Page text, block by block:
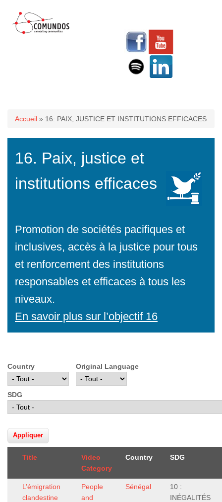
Vous êtes ici
Accueil » 16: PAIX, JUSTICE ET INSTITUTIONS EFFICACES
16. Paix, justice et
institutions efficaces
Promotion de sociétés pacifiques et
inclusives, accès à la justice pour tous
et renforcement des institutions
responsables et efficaces à tous les
niveaux.
En savoir plus sur l’objectif 16
Country Original Language
SDG
Title
Video
Category
Country SDG
L’émigration
clandestine
People
and
Sénégal
10 :
INÉGALITÉS